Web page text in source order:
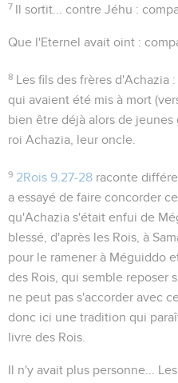
7 Il sortit... contre Jéhu :
Que l'Eternel avait oint :
8 Les fils des frères d'Achazia
qui avaient été mis à mort
bien être déjà alors de jeunes
roi Achazia, leur oncle.
9 2Rois 9.27-28 raconte
a essayé de faire concorder
qu'Achazia s'était enfui de
blessé, d'après les Rois, à
pour le ramener à Méguiddo
des Rois, qui semble reposer
ne peut pas s'accorder avec
donc ici une tradition qui
livre des Rois.
Il n'y avait plus personne...